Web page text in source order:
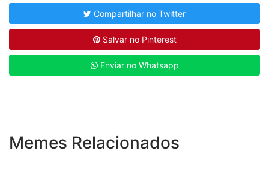
Compartilhar no Twitter
Salvar no Pinterest
Enviar no Whatsapp
Memes Relacionados